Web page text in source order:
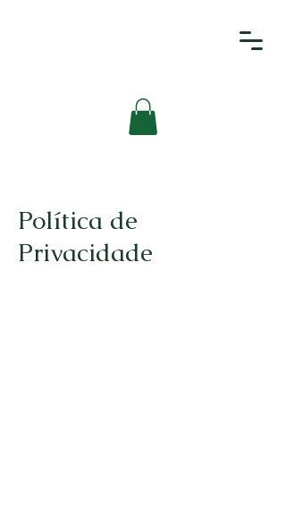
Política de
Privacidade